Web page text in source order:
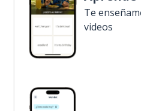
Te
videos